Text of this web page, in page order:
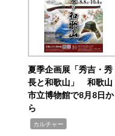
夏季企画展「秀吉・秀
長と和歌山」 和歌山
市立博物館で8月8日か
ら
カルチャー